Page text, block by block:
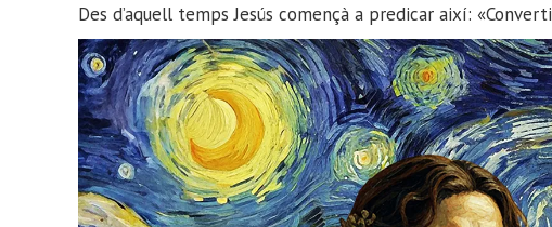
Des d’aquell temps Jesús començà a predicar així: